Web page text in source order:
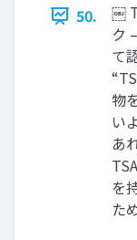
50.
￼
ク
て
物
い
あ
を
た